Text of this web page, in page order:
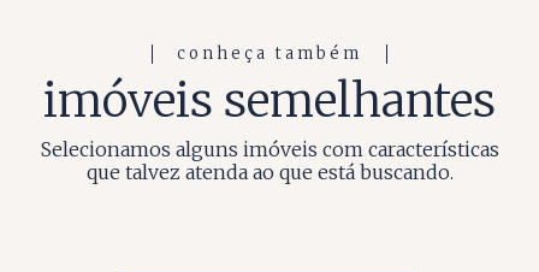
conheça também
imóveis semelhantes
Selecionamos alguns imóveis com características
que talvez atenda ao que está buscando.